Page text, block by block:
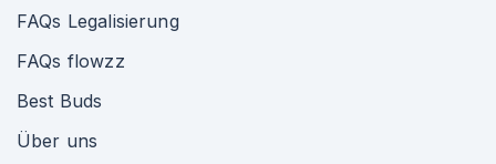
FAQs Legalisierung
FAQs flowzz
Best Buds
Über uns